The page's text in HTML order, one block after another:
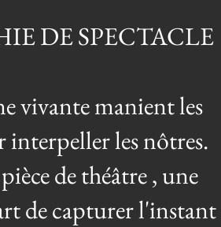
DE SPECTACLE
vivante manient les
les nôtres.
de théâtre , une
de capturer l'instant